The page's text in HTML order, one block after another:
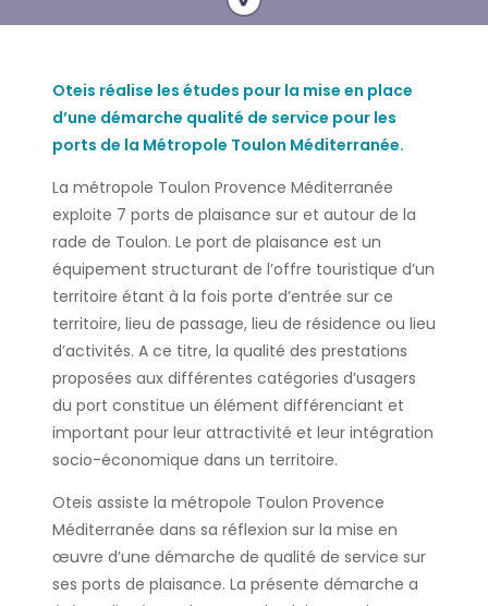
Oteis réalise les études pour la mise en place
d’une démarche qualité de service pour les
ports de la Métropole Toulon Méditerranée.
La métropole Toulon Provence Méditerranée
exploite 7 ports de plaisance sur et autour de la
rade de Toulon. Le port de plaisance est un
équipement structurant de l’offre touristique d’un
territoire étant à la fois porte d’entrée sur ce
territoire, lieu de passage, lieu de résidence ou lieu
d’activités. A ce titre, la qualité des prestations
proposées aux différentes catégories d’usagers
du port constitue un élément différenciant et
important pour leur attractivité et leur intégration
socio-économique dans un territoire.
Oteis assiste la métropole Toulon Provence
Méditerranée dans sa réflexion sur la mise en
œuvre d’une démarche de qualité de service sur
ses ports de plaisance. La présente démarche a